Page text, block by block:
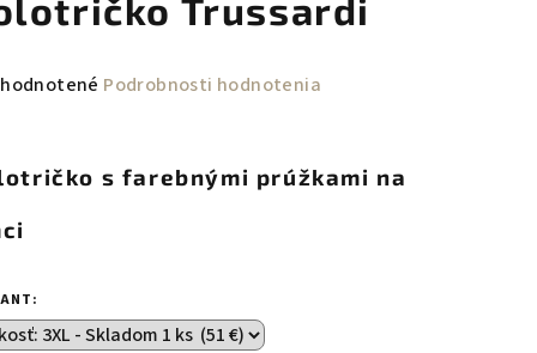
Trussardi
Podrobnosti hodnotenia
s farebnými prúžkami na